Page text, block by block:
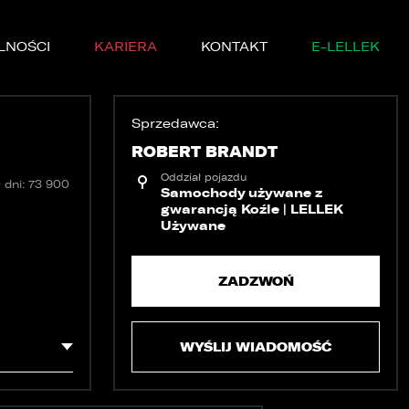
KARIERA KONTAKT E-LELLEK
PRÓBNĄ
dni: 73 900
Sprzedawca:
ROBERT BRANDT
Oddział pojazdu
Samochody używane z
gwarancją Koźle | LELLEK
Używane
ZADZWOŃ
WYŚLIJ WIADOMOŚĆ